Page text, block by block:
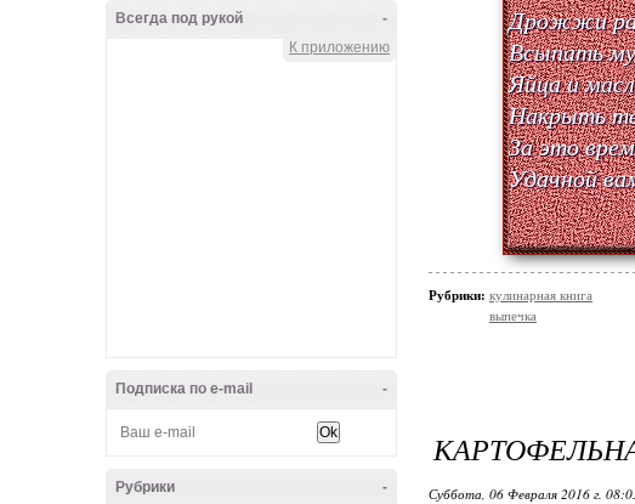
-
Всегда под рукой
К приложению
-
Подписка по e-mail
-
Рубрики
Дрожжи
Всыпать
Яйца и
Накрыть
За это
Удачной
Рубрики: кулинарная книга
выпечка
Суббота, 06 Февраля 2016 г.